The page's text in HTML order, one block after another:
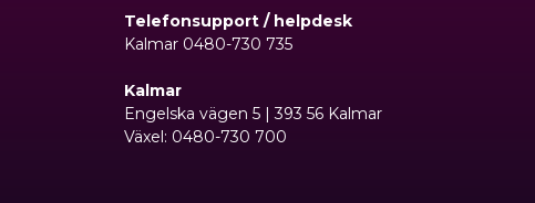
Telefonsupport / helpdesk
Kalmar 0480-730 735
Kalmar
Engelska vägen 5 | 393 56 Kalmar
Växel: 0480-730 700